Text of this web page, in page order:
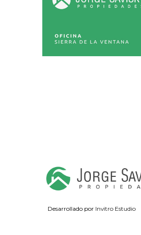
Desarrollado por Invitro Estudio